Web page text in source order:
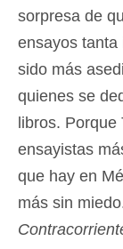
sorpresa de
ensayos tanta
sido más
quienes se
libros.
ensayistas
que hay en
más sin